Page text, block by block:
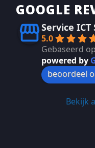
GOOGLE
Service ICT
5.0
Gebaseerd
powered by
beoordeel
Bekijk